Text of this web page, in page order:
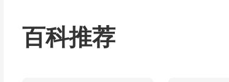
湖半岛假日旅游专
百科推荐